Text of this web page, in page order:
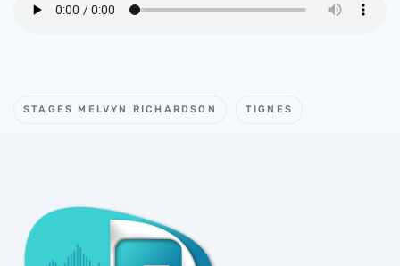
STAGES MELVYN RICHARDSON TIGNES